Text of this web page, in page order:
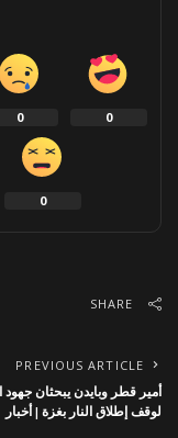
0
0
0
SHARE
PREVIOUS ARTICLE
أمير قطر وبايدن يبحثان
لوقف إطلاق النار بغزة | أخبار